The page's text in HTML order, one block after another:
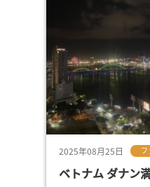
2025年08月25日
ベトナム ダナン